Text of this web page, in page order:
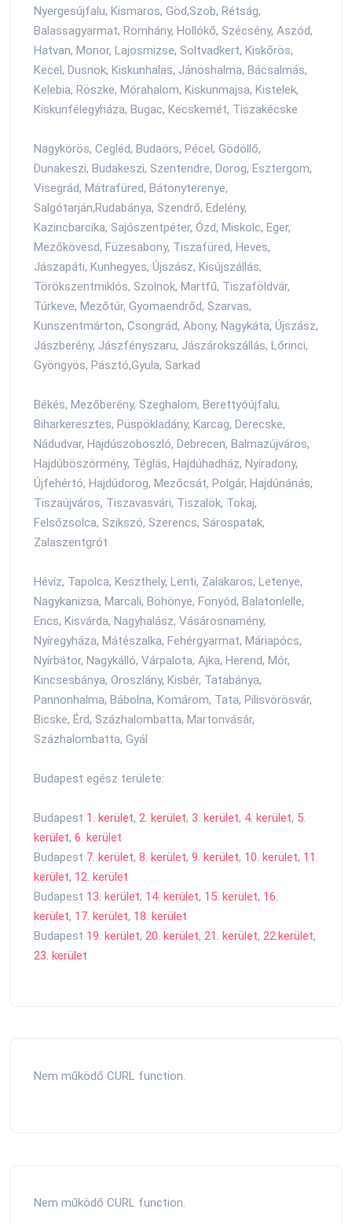
Nyergesújfalu, Kismaros, Göd,Szob, Rétság,
Balassagyarmat, Romhány, Hollókő, Szécsény, Aszód,
Hatvan, Monor, Lajosmizse, Soltvadkert, Kiskőrös,
Kecel, Dusnok, Kiskunhalas, Jánoshalma, Bácsalmás,
Kelebia, Röszke, Mórahalom, Kiskunmajsa, Kistelek,
Kiskunfélegyháza, Bugac, Kecskemét, Tiszakécske
Nagykörös, Cegléd, Budaörs, Pécel, Gödöllő,
Dunakeszi, Budakeszi, Szentendre, Dorog, Esztergom,
Visegrád, Mátrafüred, Bátonyterenye,
Salgótarján,Rudabánya, Szendrő, Edelény,
Kazincbarcika, Sajószentpéter, Ózd, Miskolc, Eger,
Mezőkövesd, Füzesabony, Tiszafüred, Heves,
Jászapáti, Kunhegyes, Újszász, Kisújszállás,
Törökszentmiklós, Szolnok, Martfű, Tiszaföldvár,
Túrkeve, Mezőtúr, Gyomaendrőd, Szarvas,
Kunszentmárton, Csongrád, Abony, Nagykáta, Újszász,
Jászberény, Jászfényszaru, Jászárokszállás, Lőrinci,
Gyöngyös, Pásztó,Gyula, Sarkad
Békés, Mezőberény, Szeghalom, Berettyóújfalu,
Biharkeresztes, Püspökladány, Karcag, Derecske,
Nádudvar, Hajdúszoboszló, Debrecen, Balmazújváros,
Hajdúböszörmény, Téglás, Hajdúhadház, Nyíradony,
Újfehértó, Hajdúdorog, Mezőcsát, Polgár, Hajdúnánás,
Tiszaújváros, Tiszavasvári, Tiszalök, Tokaj,
Felsőzsolca, Szikszó, Szerencs, Sárospatak,
Zalaszentgrót
Hévíz, Tapolca, Keszthely, Lenti, Zalakaros, Letenye,
Nagykanizsa, Marcali, Böhönye, Fonyód, Balatonlelle,
Encs, Kisvárda, Nagyhalász, Vásárosnamény,
Nyíregyháza, Mátészalka, Fehérgyarmat, Máriapócs,
Nyírbátor, Nagykálló, Várpalota, Ajka, Herend, Mór,
Kincsesbánya, Oroszlány, Kisbér, Tatabánya,
Pannonhalma, Bábolna, Komárom, Tata, Pilisvörösvár,
Bicske, Érd, Százhalombatta, Martonvásár,
Százhalombatta, Gyál
Budapest egész területe:
Budapest 1. kerület, 2. kerület, 3. kerület, 4. kerület, 5.
kerület, 6. kerület
Budapest 7. kerület, 8. kerület, 9. kerület, 10. kerület, 11.
kerület, 12. kerület
Budapest 13. kerület, 14. kerület, 15. kerület, 16.
kerület, 17. kerület, 18. kerület
Budapest 19. kerület, 20. kerület, 21. kerület, 22.kerület,
23. kerület
Nem működő CURL function.
Nem működő CURL function.